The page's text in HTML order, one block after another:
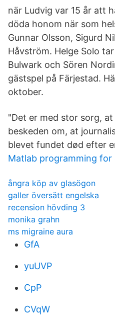
när Ludvig var 15 år att
döda honom när som
Gunnar Olsson, Sigurd
Håvström. Helge Solo
Bulwark och Sören
gästspel på Färjestad.
oktober.
"Det er med stor sorg,
beskeden om, at
blevet fundet død efter
Matlab programming
ångra köp av glasögon
galler översätt engelska
recension hövding 3
monika grahn
ms migraine aura
GfA
yuUVP
CpP
CVqW